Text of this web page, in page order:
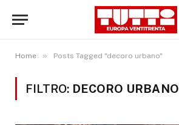
Home » Posts Tagged "decoro urbano"
FILTRO: DECORO URBANO